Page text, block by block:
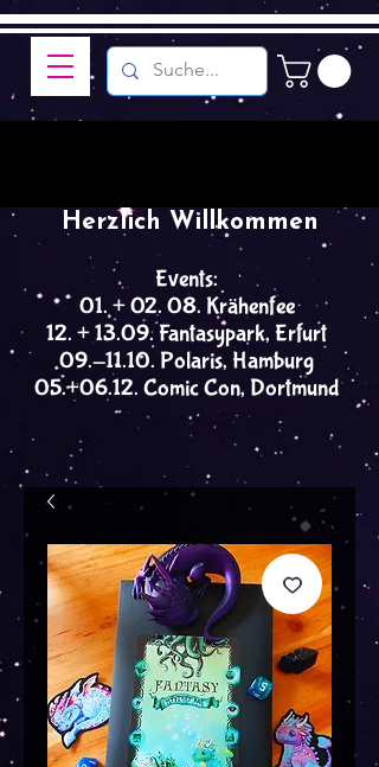
Events:
01. + 02. 08. Krähenfee
12. + 13.09. Fantasypark, Erfurt
09.-11.10. Polaris, Hamburg
05.+06.12. Comic Con, Dortmund
Herzlich Willkommen